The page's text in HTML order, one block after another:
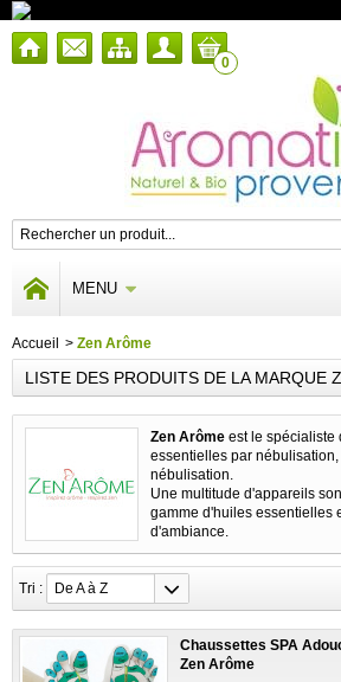
0
MENU
Accueil > Zen Arôme
LISTE DES PRODUITS DE LA MARQUE
Zen Arôme est le spécialiste
essentielles par
nébulisation.
Une multitude d'appareils
gamme d'huiles essentielles
d'ambiance.
Tri : De A à Z
Chaussettes SPA
Zen Arôme